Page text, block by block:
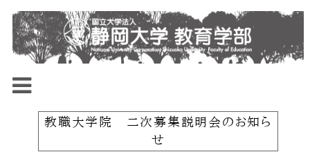
教職大学院 二次募集説明会のお知ら
せ